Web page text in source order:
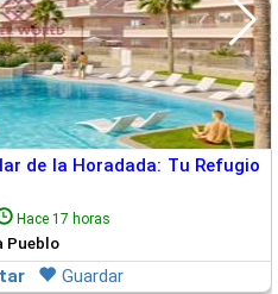
de la Horadada: Tu Refugio
Hace 17 horas
Pueblo
Guardar